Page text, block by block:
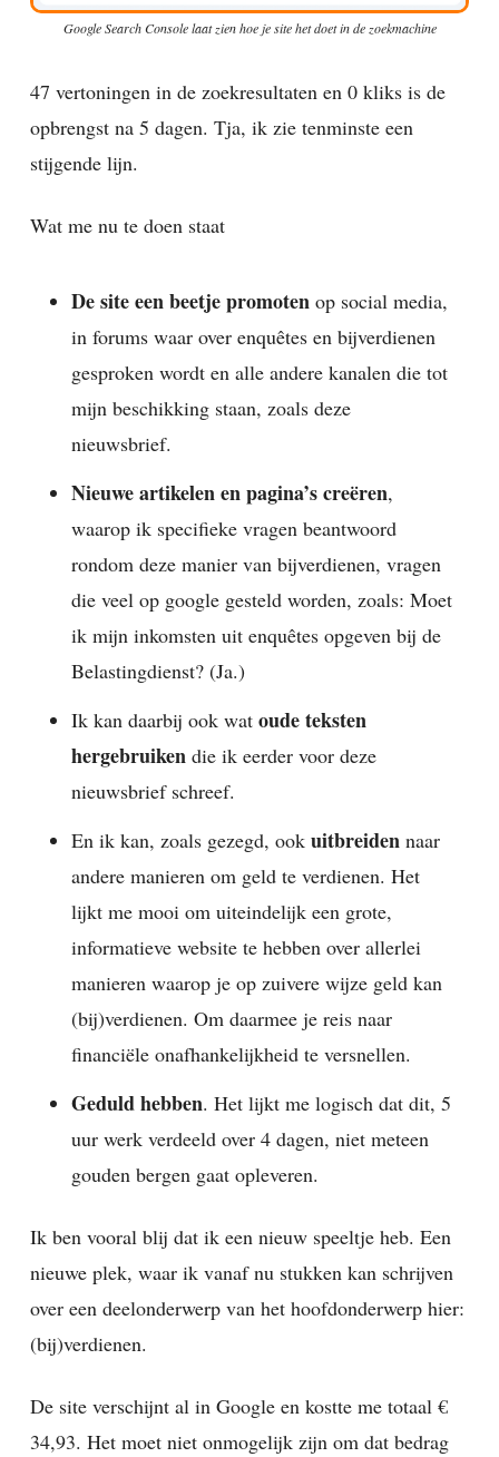
Google Search Console laat zien hoe je site het doet in de zoekmachine
47 vertoningen in de zoekresultaten en 0 kliks is de
opbrengst na 5 dagen. Tja, ik zie tenminste een
stijgende lijn.
Wat me nu te doen staat
De site een beetje promoten op social media,
in forums waar over enquêtes en bijverdienen
gesproken wordt en alle andere kanalen die tot
mijn beschikking staan, zoals deze
nieuwsbrief.
Nieuwe artikelen en pagina’s creëren,
waarop ik specifieke vragen beantwoord
rondom deze manier van bijverdienen, vragen
die veel op google gesteld worden, zoals: Moet
ik mijn inkomsten uit enquêtes opgeven bij de
Belastingdienst? (Ja.)
Ik kan daarbij ook wat oude teksten
hergebruiken die ik eerder voor deze
nieuwsbrief schreef.
En ik kan, zoals gezegd, ook uitbreiden naar
andere manieren om geld te verdienen. Het
lijkt me mooi om uiteindelijk een grote,
informatieve website te hebben over allerlei
manieren waarop je op zuivere wijze geld kan
(bij)verdienen. Om daarmee je reis naar
financiële onafhankelijkheid te versnellen.
Geduld hebben. Het lijkt me logisch dat dit, 5
uur werk verdeeld over 4 dagen, niet meteen
gouden bergen gaat opleveren.
Ik ben vooral blij dat ik een nieuw speeltje heb. Een
nieuwe plek, waar ik vanaf nu stukken kan schrijven
over een deelonderwerp van het hoofdonderwerp hier:
(bij)verdienen.
De site verschijnt al in Google en kostte me totaal €
34,93. Het moet niet onmogelijk zijn om dat bedrag